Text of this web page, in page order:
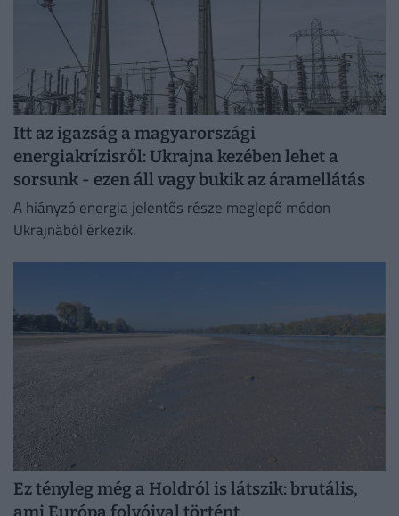
Itt az igazság a magyarországi
energiakrízisről: Ukrajna kezében lehet a
sorsunk - ezen áll vagy bukik az áramellátás
A hiányzó energia jelentős része meglepő módon
Ukrajnából érkezik.
Ez tényleg még a Holdról is látszik: brutális,